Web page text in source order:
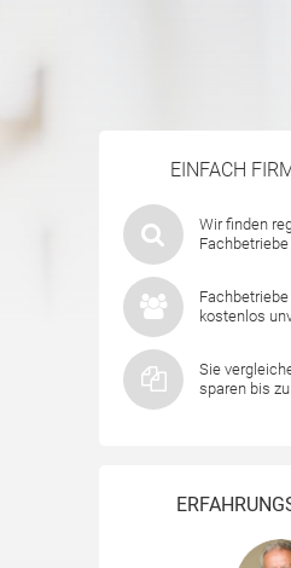
EINFACH
Wir finden
kostenlos
Sie
sparen bis zu